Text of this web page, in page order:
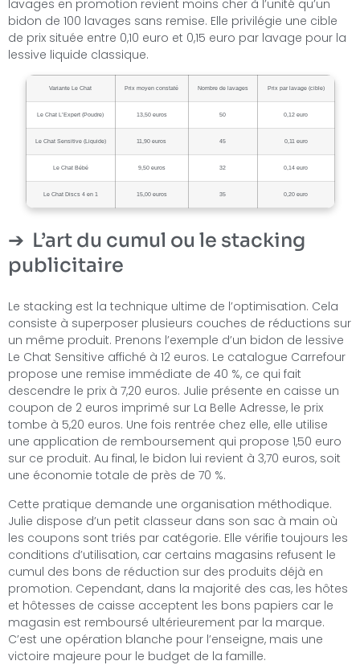
lavages en promotion revient moins cher à l’unité qu’un
bidon de 100 lavages sans remise. Elle privilégie une cible
de prix située entre 0,10 euro et 0,15 euro par lavage pour la
lessive liquide classique.
Variante Le Chat Prix moyen constaté Nombre de lavages Prix par lavage (cible)
Le Chat L’Expert (Poudre) 13,50 euros 50 0,12 euro
Le Chat Sensitive (Liquide) 11,90 euros 45 0,11 euro
Le Chat Bébé 9,50 euros 32 0,14 euro
Le Chat Discs 4 en 1 15,00 euros 35 0,20 euro
L’art du cumul ou le stacking
publicitaire
Le stacking est la technique ultime de l’optimisation. Cela
consiste à superposer plusieurs couches de réductions sur
un même produit. Prenons l’exemple d’un bidon de lessive
Le Chat Sensitive affiché à 12 euros. Le catalogue Carrefour
propose une remise immédiate de 40 %, ce qui fait
descendre le prix à 7,20 euros. Julie présente en caisse un
coupon de 2 euros imprimé sur La Belle Adresse, le prix
tombe à 5,20 euros. Une fois rentrée chez elle, elle utilise
une application de remboursement qui propose 1,50 euro
sur ce produit. Au final, le bidon lui revient à 3,70 euros, soit
une économie totale de près de 70 %.
Cette pratique demande une organisation méthodique.
Julie dispose d’un petit classeur dans son sac à main où
les coupons sont triés par catégorie. Elle vérifie toujours les
conditions d’utilisation, car certains magasins refusent le
cumul des bons de réduction sur des produits déjà en
promotion. Cependant, dans la majorité des cas, les hôtes
et hôtesses de caisse acceptent les bons papiers car le
magasin est remboursé ultérieurement par la marque.
C’est une opération blanche pour l’enseigne, mais une
victoire majeure pour le budget de la famille.